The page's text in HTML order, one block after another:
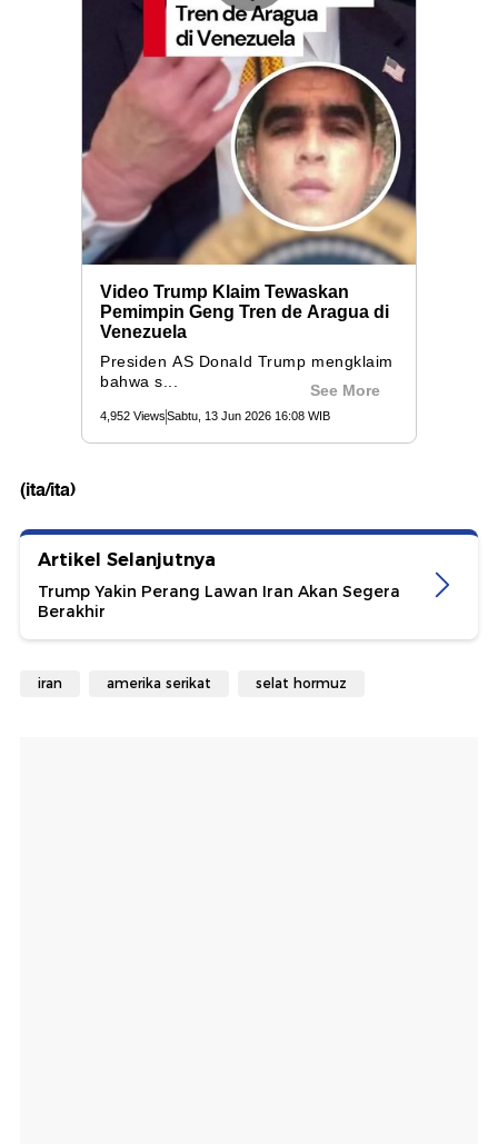
(ita/ita)
Artikel Selanjutnya
Trump Yakin Perang Lawan Iran Akan Segera
Berakhir
iran amerika serikat selat hormuz